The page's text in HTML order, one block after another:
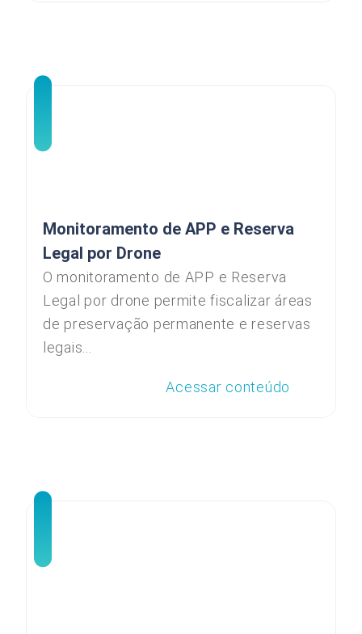
Monitoramento de APP e Reserva
Legal por Drone
O monitoramento de APP e Reserva
Legal por drone permite fiscalizar áreas
de preservação permanente e reservas
legais...
Acessar conteúdo